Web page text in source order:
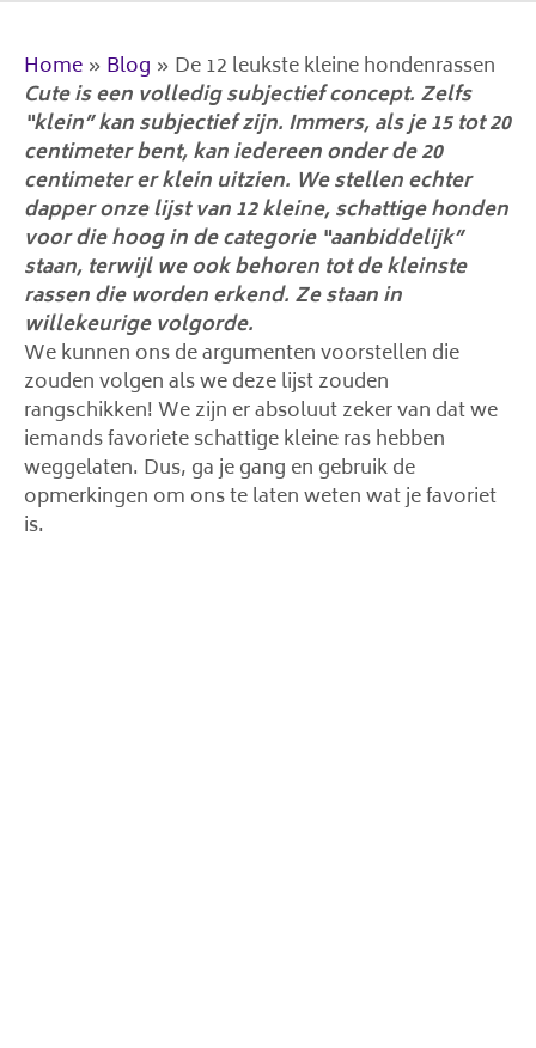
Home » Blog » De 12 leukste kleine hondenrassen
Cute is een volledig subjectief concept. Zelfs
“klein” kan subjectief zijn. Immers, als je 15 tot 20
centimeter bent, kan iedereen onder de 20
centimeter er klein uitzien. We stellen echter
dapper onze lijst van 12 kleine, schattige honden
voor die hoog in de categorie “aanbiddelijk”
staan, terwijl we ook behoren tot de kleinste
rassen die worden erkend. Ze staan ​​in
willekeurige volgorde.
We kunnen ons de argumenten voorstellen die
zouden volgen als we deze lijst zouden
rangschikken! We zijn er absoluut zeker van dat we
iemands favoriete schattige kleine ras hebben
weggelaten. Dus, ga je gang en gebruik de
opmerkingen om ons te laten weten wat je favoriet
is.